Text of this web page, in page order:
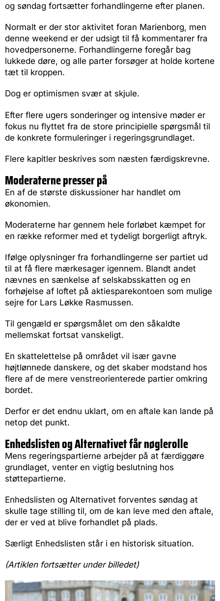
og søndag fortsætter forhandlingerne efter planen.
Normalt er der stor aktivitet foran Marienborg, men
denne weekend er der udsigt til få kommentarer fra
hovedpersonerne. Forhandlingerne foregår bag
lukkede døre, og alle parter forsøger at holde kortene
tæt til kroppen.
Dog er optimismen svær at skjule.
Efter flere ugers sonderinger og intensive møder er
fokus nu flyttet fra de store principielle spørgsmål til
de konkrete formuleringer i regeringsgrundlaget.
Flere kapitler beskrives som næsten færdigskrevne.
Moderaterne presser på
En af de største diskussioner har handlet om
økonomien.
Moderaterne har gennem hele forløbet kæmpet for
en række reformer med et tydeligt borgerligt aftryk.
Ifølge oplysninger fra forhandlingerne ser partiet ud
til at få flere mærkesager igennem. Blandt andet
nævnes en sænkelse af selskabsskatten og en
forhøjelse af loftet på aktiesparekontoen som mulige
sejre for Lars Løkke Rasmussen.
Til gengæld er spørgsmålet om den såkaldte
mellemskat fortsat vanskeligt.
En skattelettelse på området vil især gavne
højtlønnede danskere, og det skaber modstand hos
flere af de mere venstreorienterede partier omkring
bordet.
Derfor er det endnu uklart, om en aftale kan lande på
netop det punkt.
Enhedslisten og Alternativet får nøglerolle
Mens regeringspartierne arbejder på at færdiggøre
grundlaget, venter en vigtig beslutning hos
støttepartierne.
Enhedslisten og Alternativet forventes søndag at
skulle tage stilling til, om de kan leve med den aftale,
der er ved at blive forhandlet på plads.
Særligt Enhedslisten står i en historisk situation.
(Artiklen fortsætter under billedet)